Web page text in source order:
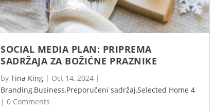
SOCIAL MEDIA PLAN: PRIPREMA
SADRŽAJA ZA BOŽIĆNE PRAZNIKE
by Tina King | Oct 14, 2024 |
Branding,Business,Preporučeni sadržaj,Selected Home 4
| 0 Comments